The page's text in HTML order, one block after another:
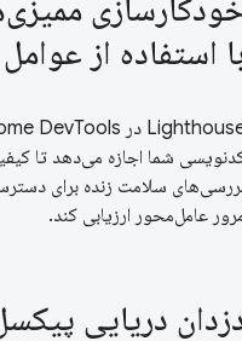
استفاده از
شما اجازه می‌دهد تا
سلامت زنده برای
عامل‌محور ارزیابی کند.
دریایی